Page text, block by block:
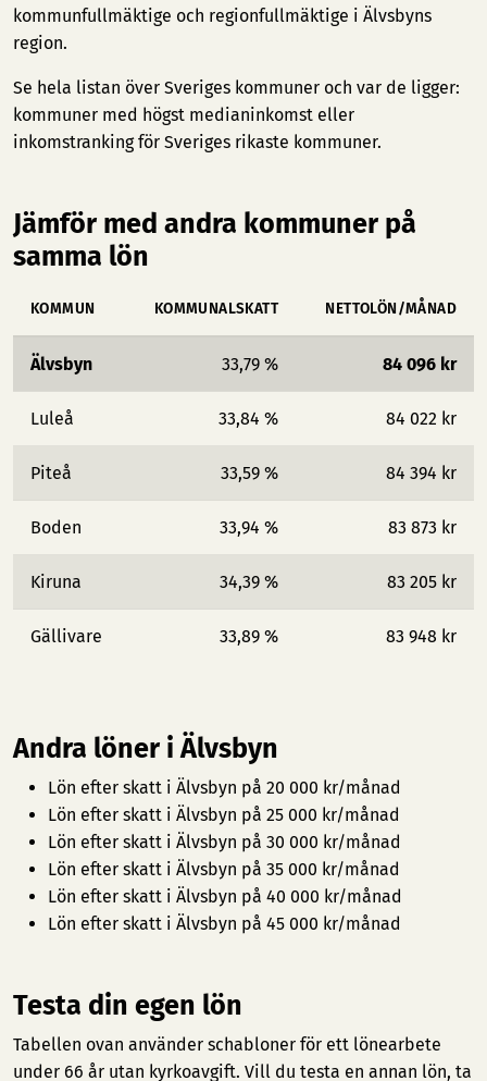
kommunfullmäktige och regionfullmäktige i Älvsbyns
region.
Se hela listan över Sveriges kommuner och var de ligger:
kommuner med högst medianinkomst eller
inkomstranking för Sveriges rikaste kommuner.
Jämför med andra kommuner på
samma lön
KOMMUN KOMMUNALSKATT NETTOLÖN/MÅNAD
Älvsbyn 33,79 % 84 096 kr
Luleå 33,84 % 84 022 kr
Piteå 33,59 % 84 394 kr
Boden 33,94 % 83 873 kr
Kiruna 34,39 % 83 205 kr
Gällivare 33,89 % 83 948 kr
Andra löner i Älvsbyn
Lön efter skatt i Älvsbyn på 20 000 kr/månad
Lön efter skatt i Älvsbyn på 25 000 kr/månad
Lön efter skatt i Älvsbyn på 30 000 kr/månad
Lön efter skatt i Älvsbyn på 35 000 kr/månad
Lön efter skatt i Älvsbyn på 40 000 kr/månad
Lön efter skatt i Älvsbyn på 45 000 kr/månad
Testa din egen lön
Tabellen ovan använder schabloner för ett lönearbete
under 66 år utan kyrkoavgift. Vill du testa en annan lön, ta